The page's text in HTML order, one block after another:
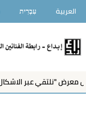
المحتوى
العربية עִבְרִית
"نلتقي عبر الاشكال"